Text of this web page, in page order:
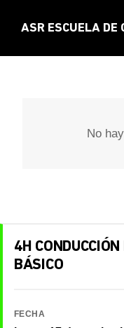
contenido
ASR ESCUELA DE
No
4H
BÁSICO
FECHA